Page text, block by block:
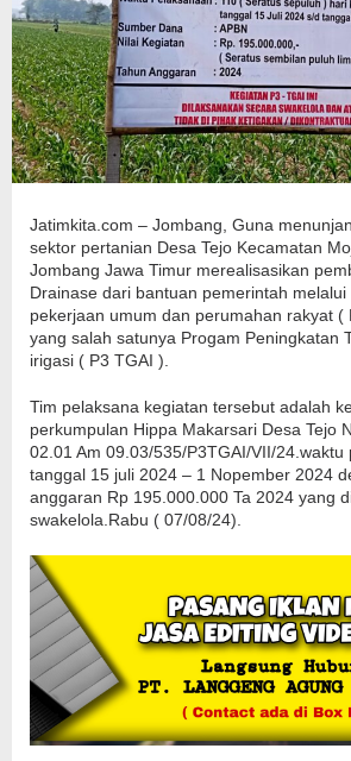
Jatimkita.com – Jombang, Guna
sektor pertanian Desa Tejo Kecamatan
Jombang Jawa Timur merealisasikan
Drainase dari bantuan pemerintah melalui
pekerjaan umum dan perumahan rakyat (
yang salah satunya Progam Peningkatan
irigasi ( P3 TGAI ).
Tim pelaksana kegiatan tersebut adalah
perkumpulan Hippa Makarsari Desa Tejo
02.01 Am 09.03/535/P3TGAI/VII/
tanggal 15 juli 2024 – 1 Nopember 2024
anggaran Rp 195.000.000 Ta 2024 yang
swakelola.Rabu ( 07/08/24).